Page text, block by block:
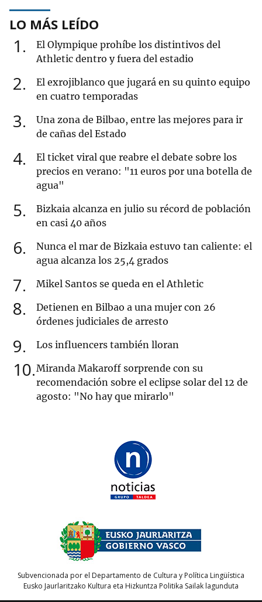
LO MÁS LEÍDO
1
El Olympique prohíbe los distintivos del
Athletic dentro y fuera del estadio
2
El exrojiblanco que jugará en su quinto equipo
en cuatro temporadas
3
Una zona de Bilbao, entre las mejores para ir
de cañas del Estado
4
El ticket viral que reabre el debate sobre los
precios en verano: "11 euros por una botella de
agua"
5
Bizkaia alcanza en julio su récord de población
en casi 40 años
6
Nunca el mar de Bizkaia estuvo tan caliente: el
agua alcanza los 25,4 grados
7 Mikel Santos se queda en el Athletic
8
Detienen en Bilbao a una mujer con 26
órdenes judiciales de arresto
9 Los influencers también lloran
10 Miranda Makaroff sorprende con su
recomendación sobre el eclipse solar del 12 de
agosto: "No hay que mirarlo"
Subvencionada por el Departamento de Cultura y Política Lingüística
Eusko Jaurlaritzako Kultura eta Hizkuntza Politika Sailak lagunduta